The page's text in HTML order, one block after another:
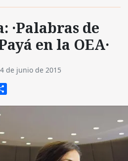
·Palabras de
en la OEA·
de junio de 2015